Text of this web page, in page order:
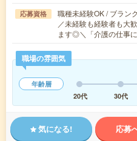
応募資格
職種未経験OK / ブラン
／未経験も経験者も大
ます◎＼「介護の仕事
職場の雰囲気
年齢層
20代
30代
気になる! 応募